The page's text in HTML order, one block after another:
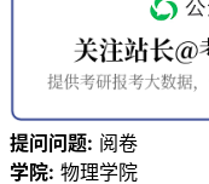
提问问题: 阅卷
学院: 物理学院